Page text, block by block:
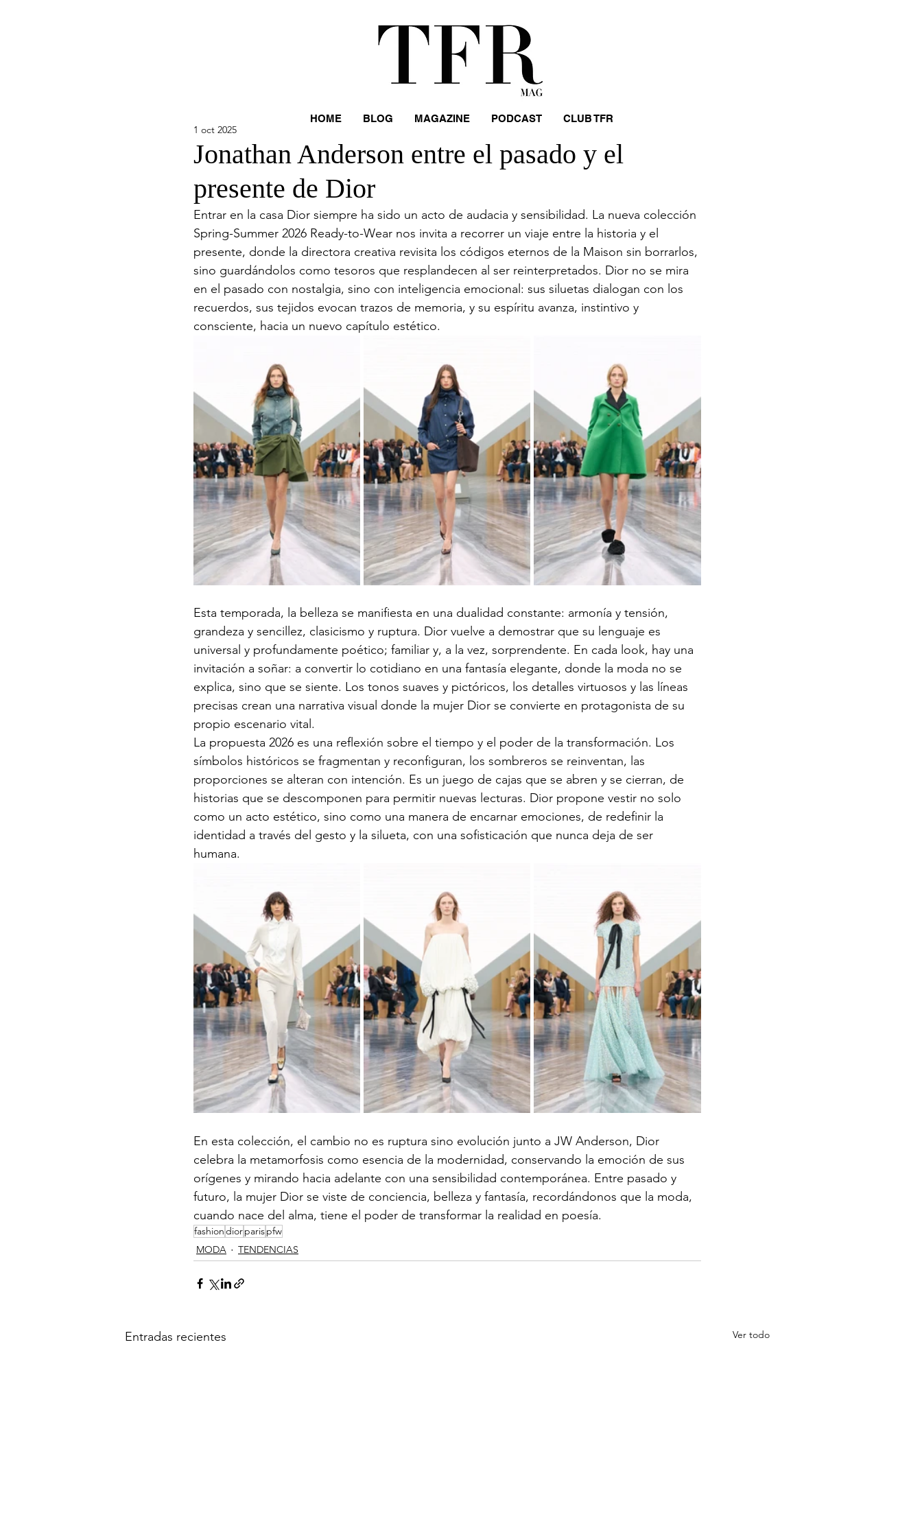
Jonathan Anderson entre el pasado y el
presente de Dior
1 oct 2025
Entrar en la casa Dior siempre ha sido un acto de audacia y sensibilidad. La nueva colección
Spring-Summer 2026 Ready-to-Wear nos invita a recorrer un viaje entre la historia y el
presente, donde la directora creativa revisita los códigos eternos de la Maison sin borrarlos,
sino guardándolos como tesoros que resplandecen al ser reinterpretados. Dior no se mira
en el pasado con nostalgia, sino con inteligencia emocional: sus siluetas dialogan con los
recuerdos, sus tejidos evocan trazos de memoria, y su espíritu avanza, instintivo y
consciente, hacia un nuevo capítulo estético.
Esta temporada, la belleza se manifiesta en una dualidad constante: armonía y tensión,
grandeza y sencillez, clasicismo y ruptura. Dior vuelve a demostrar que su lenguaje es
universal y profundamente poético; familiar y, a la vez, sorprendente. En cada look, hay una
invitación a soñar: a convertir lo cotidiano en una fantasía elegante, donde la moda no se
explica, sino que se siente. Los tonos suaves y pictóricos, los detalles virtuosos y las líneas
precisas crean una narrativa visual donde la mujer Dior se convierte en protagonista de su
propio escenario vital.
La propuesta 2026 es una reflexión sobre el tiempo y el poder de la transformación. Los
símbolos históricos se fragmentan y reconfiguran, los sombreros se reinventan, las
proporciones se alteran con intención. Es un juego de cajas que se abren y se cierran, de
historias que se descomponen para permitir nuevas lecturas. Dior propone vestir no solo
como un acto estético, sino como una manera de encarnar emociones, de redefinir la
identidad a través del gesto y la silueta, con una sofisticación que nunca deja de ser
humana.
En esta colección, el cambio no es ruptura sino evolución junto a JW Anderson, Dior
celebra la metamorfosis como esencia de la modernidad, conservando la emoción de sus
orígenes y mirando hacia adelante con una sensibilidad contemporánea. Entre pasado y
futuro, la mujer Dior se viste de conciencia, belleza y fantasía, recordándonos que la moda,
cuando nace del alma, tiene el poder de transformar la realidad en poesía.
fashiondiorparispfw
MODA
TENDENCIAS
Entradas recientes Ver todo
HOME BLOG MAGAZINE PODCAST CLUB TFR